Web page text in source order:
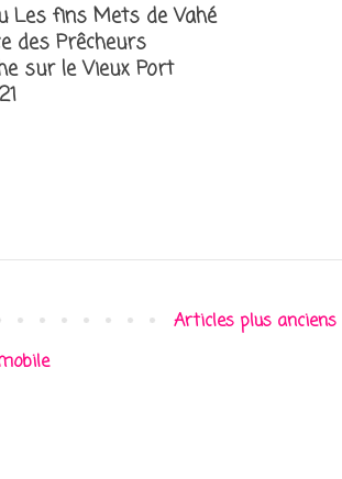
Les fins Mets de Vahé
des Prêcheurs
sur le Vieux Port
Articles plus anciens